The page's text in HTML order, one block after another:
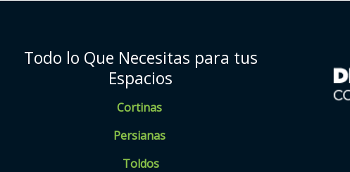
Todo lo Que Necesitas para tus
Espacios
Cortinas
Persianas
Toldos